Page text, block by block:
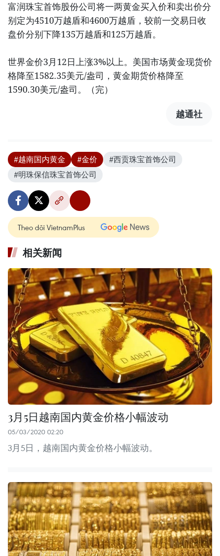
富润珠宝首饰股份公司将一两黄金买入价和卖出价分
别定为4510万越盾和4600万越盾，较前一交易日收
盘价分别下降135万越盾和125万越盾。
世界金价3月12日上涨3%以上。美国市场黄金现货价
格降至1582.35美元/盎司，黄金期货价格降至
1590.30美元/盎司。（完）
越通社
#越南国内黄金 #金价
#西贡珠宝首饰公司
#明珠保信珠宝首饰公司
Theo dõi VietnamPlus
相关新闻
3月5日越南国内黄金价格小幅波动
05/03/2020 02:20
3月5日，越南国内黄金价格小幅波动。